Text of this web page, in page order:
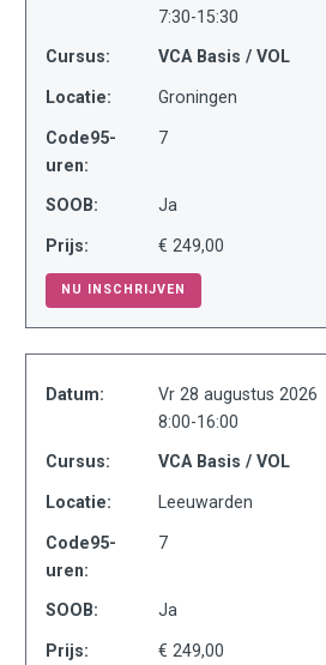
7:30-15:30
Cursus: VCA Basis / VOL
Locatie: Groningen
Code95-
uren:
7
SOOB: Ja
Prijs: € 249,00
NU INSCHRIJVEN
Datum:
Vr 28 augustus 2026
8:00-16:00
Cursus: VCA Basis / VOL
Locatie: Leeuwarden
Code95-
uren:
7
SOOB: Ja
Prijs: € 249,00